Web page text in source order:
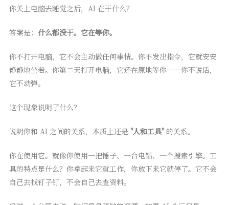
你关上电脑去睡觉之后，AI 在干什么？
答案是： 什么都没干。它在等你。
你不打开电脑，它不会主动做任何事情。你不发出指令，它就安安
静静地坐着。你第二天打开电脑，它还在原地等你——你不说话，
它不动弹。
这个现象说明了什么？
说明你和 AI 之间的关系，本质上还是 "人和工具"的关系。
你在使用它。就像你使用一把锤子、一台电钻、一个搜索引擎。工
具的特点是什么？你拿起来它就工作，你放下来它就停了。它不会
自己去找钉子钉，不会自己去查资料。